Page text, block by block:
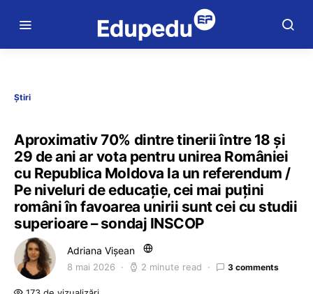
Știri
Aproximativ 70% dintre tinerii între 18 și
29 de ani ar vota pentru unirea României
cu Republica Moldova la un referendum /
Pe niveluri de educație, cei mai puțini
români în favoarea unirii sunt cei cu studii
superioare – sondaj INSCOP
Adriana Vișean
8 mai 2026 2 minute read 3 comments